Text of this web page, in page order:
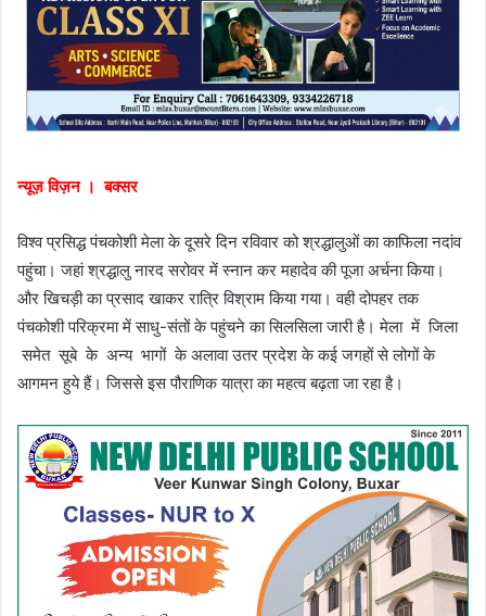
न्यूज़ विज़न । बक्सर
विश्व प्रसिद्ध पंचकोशी मेला के दूसरे दिन रविवार को श्रद्धालुओं का काफिला नदांव
पहुंचा। जहां श्रद्धालु नारद सरोवर में स्नान कर महादेव की पूजा अर्चना किया।
और खिचड़ी का प्रसाद खाकर रात्रि विश्राम किया गया। वही दोपहर तक
पंचकोशी परिक्रमा में साधु-संतों के पहुंचने का सिलसिला जारी है। मेला में जिला
समेत सूबे के अन्य भागों के अलावा उतर प्रदेश के कई जगहों से लोगों के
आगमन हुये हैं। जिससे इस पौराणिक यात्रा का महत्व बढ़ता जा रहा है।